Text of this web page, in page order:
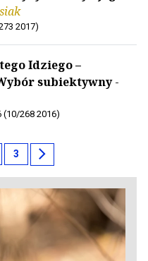
2017)
Idziego –
subiektywny-
(10/268 2016)
3 chevron_right